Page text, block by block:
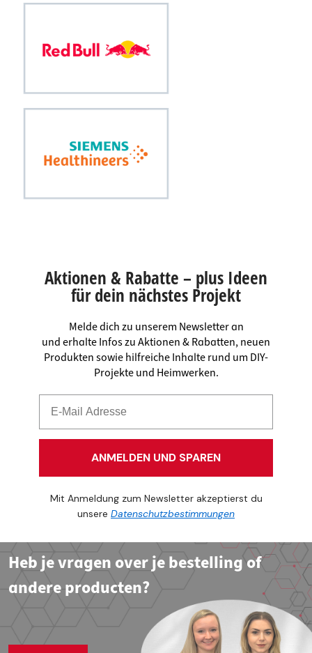
Aktionen & Rabatte – plus Ideen
für dein nächstes Projekt
Melde dich zu unserem Newsletter an
und erhalte Infos zu Aktionen & Rabatten, neuen
Produkten sowie hilfreiche Inhalte rund um DIY-
Projekte und Heimwerken.
ANMELDEN UND SPAREN
Mit Anmeldung zum Newsletter akzeptierst du
unsere Datenschutzbestimmungen
Heb je vragen over je bestelling of
andere producten?